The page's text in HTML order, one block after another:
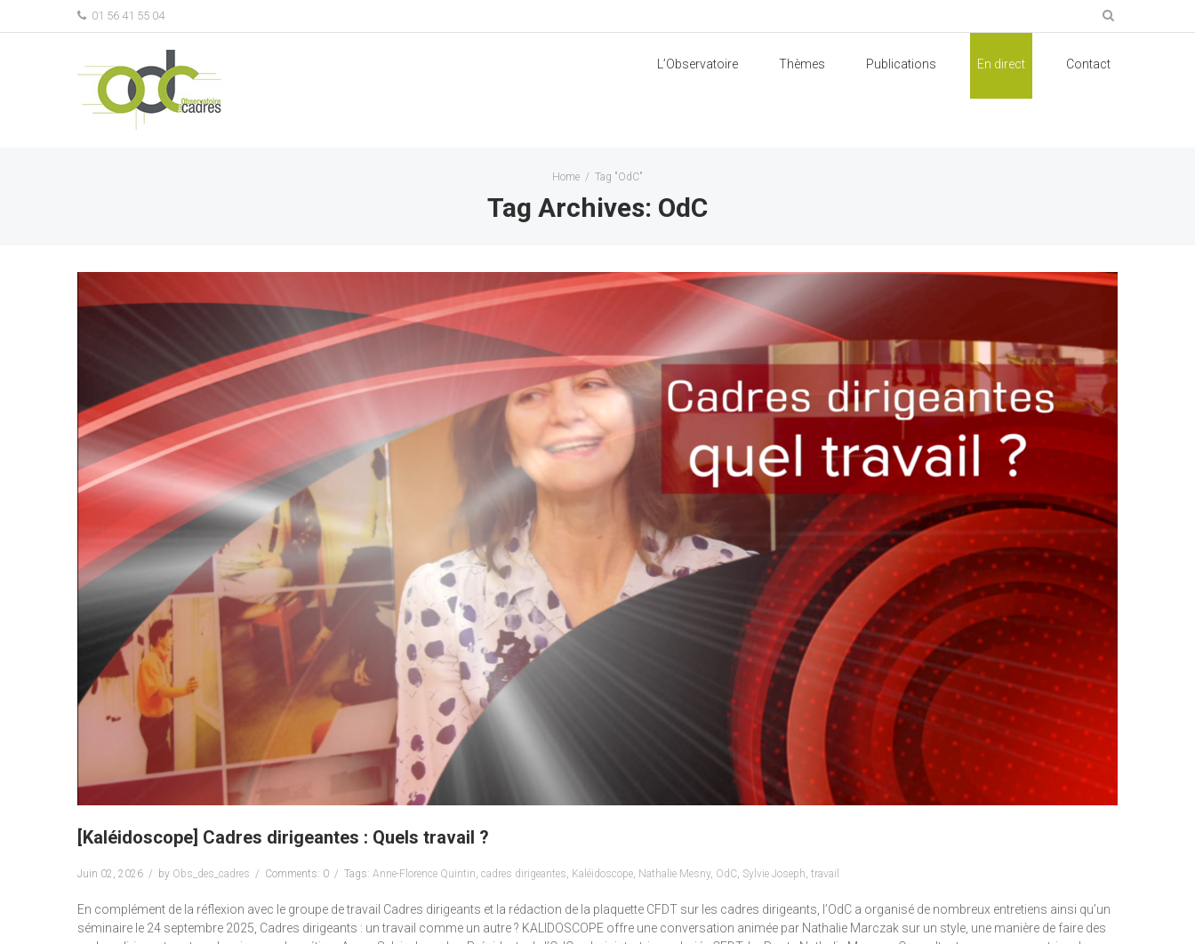
01 56 41 55 04
L’Observatoire Thèmes Publications En direct Contact
Home / Tag "OdC"
Tag Archives: OdC
[Kaléidoscope] Cadres dirigeantes : Quels travail ?
Juin 02, 2026 by Obs_des_cadres Comments: 0 Tags: Anne-Florence Quintin, cadres dirigeantes, Kaléidoscope, Nathalie Mesny, OdC, Sylvie Joseph, travail
En complément de la réflexion avec le groupe de travail Cadres dirigeants et la rédaction de la plaquette CFDT sur les cadres dirigeants, l’OdC a organisé de nombreux entretiens ainsi qu’un
séminaire le 24 septembre 2025, Cadres dirigeants : un travail comme un autre ? KALIDOSCOPE offre une conversation animée par Nathalie Marczak sur un style, une manière de faire des